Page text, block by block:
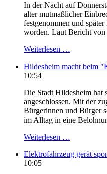
In der Nacht auf
alter mutmaßlicher
festgenommen und
worden. Laut Bericht von
Weiterlesen …
Hildesheim macht beim
10:54
Die Stadt Hildesheim hat
angeschlossen. Mit der
Bürgerinnen und Bürger
im Alltag in eine
Weiterlesen …
Elektrofahrzeug gerät
10:05